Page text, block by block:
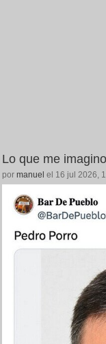
Lo que me
por manuel el 16 jul 2026,